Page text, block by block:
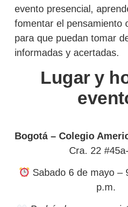
evento presencial,
fomentar el pensamiento
para que puedan tomar
informadas y acertadas.
Lugar y
Bogotá – Colegio
Cra. 22
Sabado 6 de mayo –
p.m.